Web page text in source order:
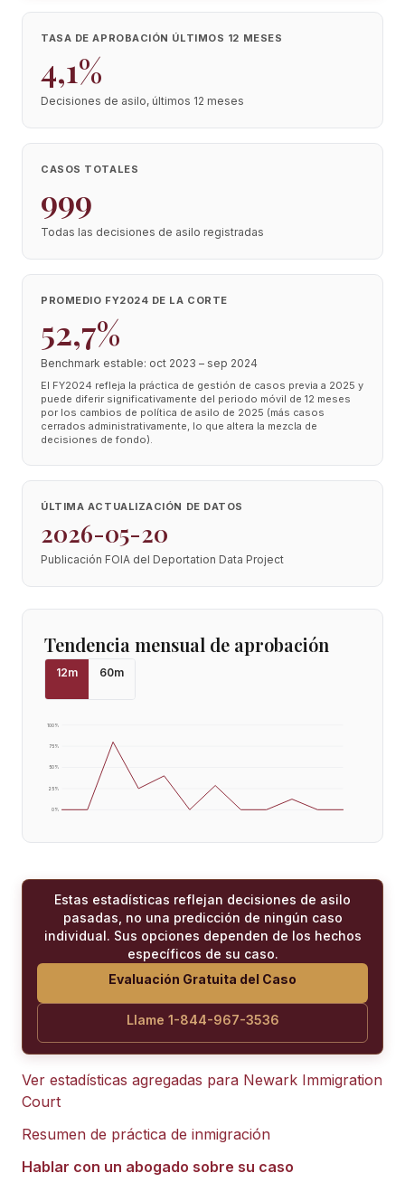
TASA DE APROBACIÓN ÚLTIMOS 12 MESES
4,1%
Decisiones de asilo, últimos 12 meses
CASOS TOTALES
999
Todas las decisiones de asilo registradas
PROMEDIO FY2024 DE LA CORTE
52,7%
Benchmark estable: oct 2023 – sep 2024
El FY2024 refleja la práctica de gestión de casos previa a 2025 y
puede diferir significativamente del periodo móvil de 12 meses
por los cambios de política de asilo de 2025 (más casos
cerrados administrativamente, lo que altera la mezcla de
decisiones de fondo).
ÚLTIMA ACTUALIZACIÓN DE DATOS
2026-05-20
Publicación FOIA del Deportation Data Project
Tendencia mensual de aprobación
12m 60m
0%
25%
50%
75%
100%
Estas estadísticas reflejan decisiones de asilo
pasadas, no una predicción de ningún caso
individual. Sus opciones dependen de los hechos
específicos de su caso.
Evaluación Gratuita del Caso
Llame 1-844-967-3536
Ver estadísticas agregadas para Newark Immigration
Court
Resumen de práctica de inmigración
Hablar con un abogado sobre su caso